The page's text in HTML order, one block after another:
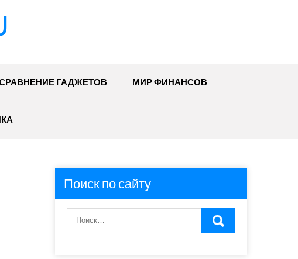
ГАДЖЕТОВ МИР ФИНАНСОВ
Поиск по сайту